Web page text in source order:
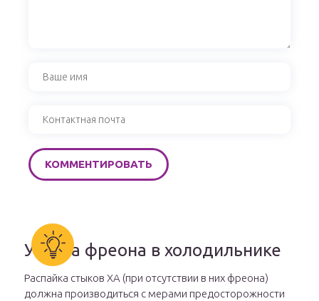
Утечка фреона в холодильнике
Распайка стыков ХА (при отсутствии в них фреона)
должна производиться с мерами предосторожности